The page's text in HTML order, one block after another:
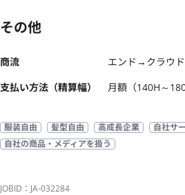
その他
商流
エンド→クラウ
支払い方法（精算幅）
月額（140H～
服装自由 髪型自由 高成長企業 自社サ
自社の商品・メディアを扱う
JOBID：JA-032284